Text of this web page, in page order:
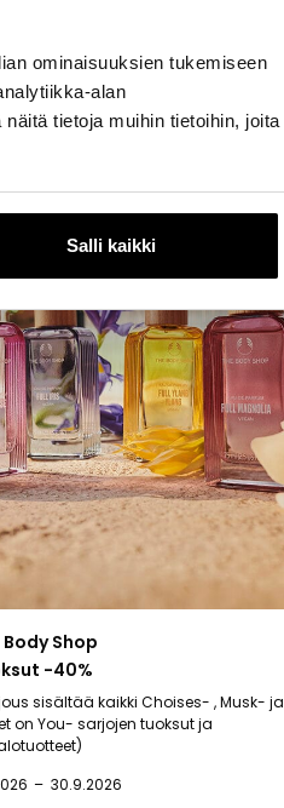
ominaisuuksien tukemiseen
alan
tietoja muihin tietoihin, joita
Salli kaikki
Body Shop
-40%
sisältää kaikki Choises- , Musk- ja
on You- sarjojen tuoksut ja
30.9.2026